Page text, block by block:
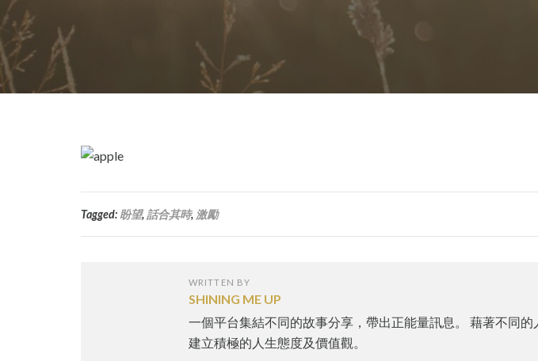
Tagged: 盼望‬,話合其時, 激勵‬
WRITTEN BY
SHINING ME UP
一個平台集結不同的故事分享，帶出正能量訊息。 藉著不同的
建立積極的人生態度及價值觀。